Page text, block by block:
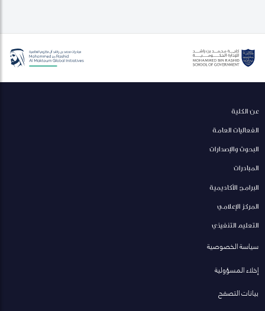
عن الكلية
الفعاليات العامة
البحوث والإصدارات
المبادرات
البرامج الأكاديمية
المركز الإعلامي
التعليم التنفيذي
سياسة الخصوصية
إخلاء المسؤولية
بيانات التصفح